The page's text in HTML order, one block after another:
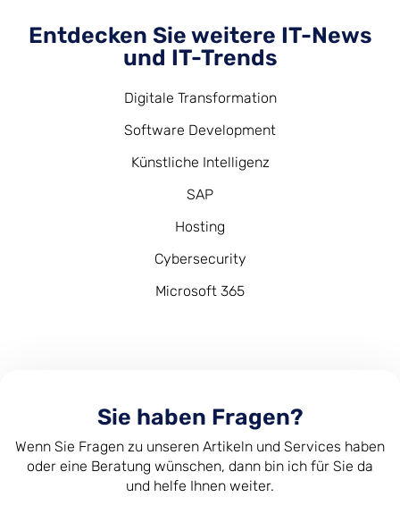
Entdecken Sie weitere IT-News
und IT-Trends
Digitale Transformation
Software Development
Künstliche Intelligenz
SAP
Hosting
Cybersecurity
Microsoft 365
Sie haben Fragen?
Wenn Sie Fragen zu unseren Artikeln und Services haben
oder eine Beratung wünschen, dann bin ich für Sie da
und helfe Ihnen weiter.